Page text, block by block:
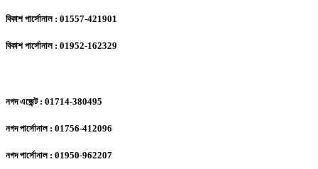
বিকাশ পার্সোনাল : 01557-421901
বিকাশ পার্সোনাল : 01952-162329
নগদ এজেন্ট : 01714-380495
নগদ পার্সোনাল : 01756-412096
নগদ পার্সোনাল : 01950-962207